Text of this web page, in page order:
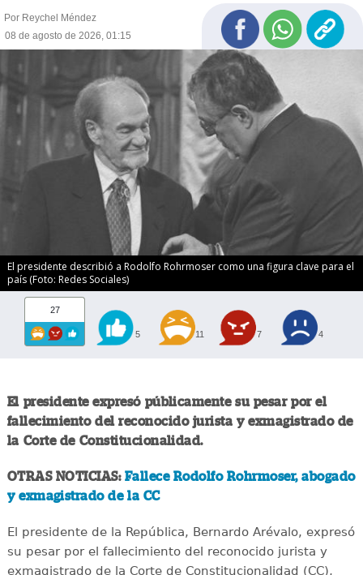
Por Reychel Méndez
08 de agosto de 2026, 01:15
El presidente describió a Rodolfo Rohrmoser como una figura clave para el
país (Foto: Redes Sociales)
27
5 11 7 4
El presidente expresó públicamente su pesar por el
fallecimiento del reconocido jurista y exmagistrado de
la Corte de Constitucionalidad.
OTRAS NOTICIAS: Fallece Rodolfo Rohrmoser, abogado
y exmagistrado de la CC
El presidente de la República, Bernardo Arévalo, expresó
su pesar por el fallecimiento del reconocido jurista y
exmagistrado de la Corte de Constitucionalidad (CC),